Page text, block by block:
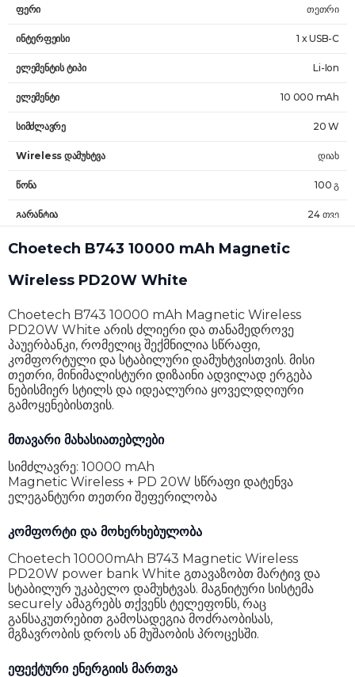
ფერი თეთრი
ინტერფეისი 1 x USB-C
ელემენტის ტიპი Li-Ion
ელემენტი 10 000 mAh
სიმძლავრე 20 W
Wireless დამუხტვა დიახ
წონა 100 გ
გარანტია 24 თვე
Choetech B743 10000 mAh Magnetic
Wireless PD20W White
Choetech B743 10000 mAh Magnetic Wireless
PD20W White არის ძლიერი და თანამედროვე
პაუერბანკი, რომელიც შექმნილია სწრაფი,
კომფორტული და სტაბილური დამუხტვისთვის. მისი
თეთრი, მინიმალისტური დიზაინი ადვილად ერგება
ნებისმიერ სტილს და იდეალურია ყოველდღიური
გამოყენებისთვის.
მთავარი მახასიათებლები
სიმძლავრე: 10000 mAh
Magnetic Wireless + PD 20W სწრაფი დატენვა
ელეგანტური თეთრი შეფერილობა
კომფორტი და მოხერხებულობა
Choetech 10000mAh B743 Magnetic Wireless
PD20W power bank White გთავაზობთ მარტივ და
სტაბილურ უკაბელო დამუხტვას. მაგნიტური სისტემა
securely ამაგრებს თქვენს ტელეფონს, რაც
განსაკუთრებით გამოსადეგია მოძრაობისას,
მგზავრობის დროს ან მუშაობის პროცესში.
ეფექტური ენერგიის მართვა